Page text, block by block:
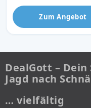
Zum Angebot
DealGott –
Jagd nach
… vielfältig